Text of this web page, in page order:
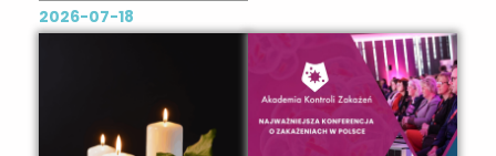
wobec środowiska
rzeczywistej reformy
systemu ochrony
2026-07-18
warsztatach
plastycznych na
spotkanie w dniu
02.08.2025r. (niedziela)
o godz. 10.00 w Pałacu w